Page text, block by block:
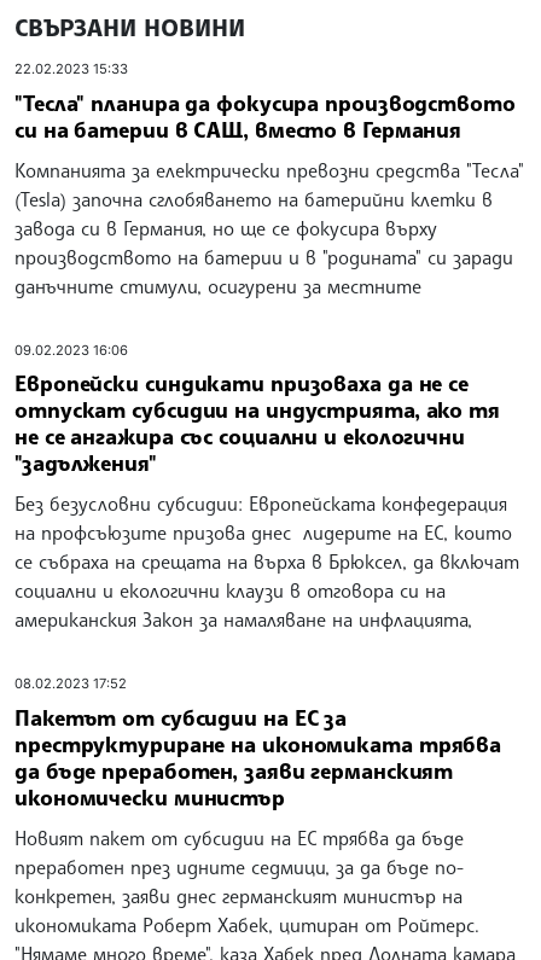
СВЪРЗАНИ НОВИНИ
22.02.2023 15:33
"Тесла" планира да фокусира производството
си на батерии в САЩ, вместо в Германия
Компанията за електрически превозни средства "Тесла"
(Tesla) започна сглобяването на батерийни клетки в
завода си в Германия, но ще се фокусира върху
производството на батерии и в "родината" си заради
данъчните стимули, осигурени за местните
09.02.2023 16:06
Европейски синдикати призоваха да не се
отпускат субсидии на индустрията, ако тя
не се ангажира със социални и екологични
"задължения"
Без безусловни субсидии: Европейската конфедерация
на профсъюзите призова днес лидерите на ЕС, които
се събраха на срещата на върха в Брюксел, да включат
социални и екологични клаузи в отговора си на
американския Закон за намаляване на инфлацията,
08.02.2023 17:52
Пакетът от субсидии на ЕС за
преструктуриране на икономиката трябва
да бъде преработен, заяви германският
икономически министър
Новият пакет от субсидии на ЕС трябва да бъде
преработен през идните седмици, за да бъде по-
конкретен, заяви днес германският министър на
икономиката Роберт Хабек, цитиран от Ройтерс.
"Нямаме много време", каза Хабек пред Долната камара